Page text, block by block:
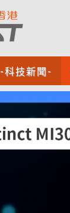
-科技新聞-